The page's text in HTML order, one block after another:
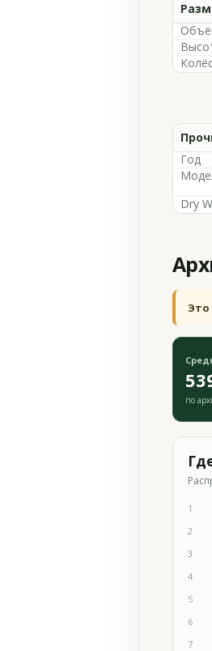
Год
Dry
Это
по
1
2
3
4
5
6
7